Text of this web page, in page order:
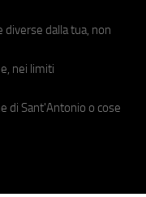
diverse dalla tua, non
nei limiti
di Sant'Antonio o cose